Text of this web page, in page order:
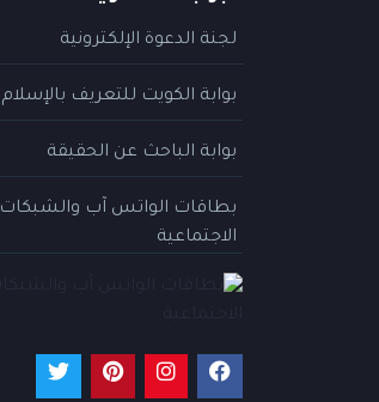
لجنة الدعوة الإلكترونية
بوابة الكويت للتعريف بالإسلام
بوابة الباحث عن الحقيقة
بطاقات الواتس آب والشبكات
الاجتماعية